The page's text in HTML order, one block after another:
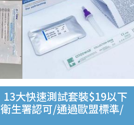
13大快速測試套裝$19以下
生署認可/通過歐盟標準/